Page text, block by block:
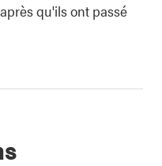
qu'ils ont passé